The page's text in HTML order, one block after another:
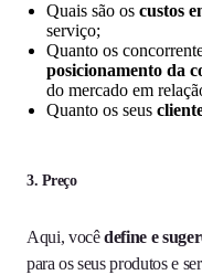
Quais são os custos
serviço;
Quanto os
posicionamento da
do mercado em
Quanto os seus
3. Preço
Aqui, vocêdefine e
para os seus produtos e